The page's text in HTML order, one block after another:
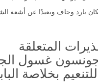
بارد وجاف وبعيدًا عن أشعة
المتعلقة
جونسون غسول
بخلاصة